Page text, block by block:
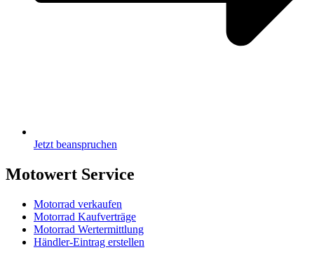
Jetzt beanspruchen
Motowert Service
Motorrad verkaufen
Motorrad Kaufverträge
Motorrad Wertermittlung
Händler-Eintrag erstellen